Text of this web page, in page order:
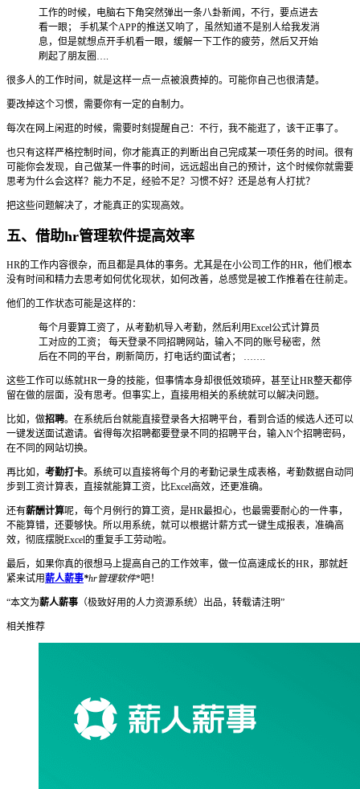
工作的时候，电脑右下角突然弹出一条八卦新闻，不行，要点进去
看一眼； 手机某个APP的推送又响了，虽然知道不是别人给我发消
息，但是就想点开手机看一眼，缓解一下工作的疲劳，然后又开始
刷起了朋友圈….
很多人的工作时间，就是这样一点一点被浪费掉的。可能你自己也很清楚。
要改掉这个习惯，需要你有一定的自制力。
每次在网上闲逛的时候，需要时刻提醒自己：不行，我不能逛了，该干正事了。
也只有这样严格控制时间，你才能真正的判断出自己完成某一项任务的时间。很有
可能你会发现，自己做某一件事的时间，远远超出自己的预计，这个时候你就需要
思考为什么会这样？能力不足，经验不足？习惯不好？还是总有人打扰？
把这些问题解决了，才能真正的实现高效。
五、借助hr管理软件提高效率
HR的工作内容很杂，而且都是具体的事务。尤其是在小公司工作的HR，他们根本
没有时间和精力去思考如何优化现状，如何改善，总感觉是被工作推着在往前走。
他们的工作状态可能是这样的：
每个月要算工资了，从考勤机导入考勤，然后利用Excel公式计算员
工对应的工资； 每天登录不同招聘网站，输入不同的账号秘密，然
后在不同的平台，刷新简历，打电话约面试者； …….
这些工作可以练就HR一身的技能，但事情本身却很低效琐碎，甚至让HR整天都停
留在做的层面，没有思考。但事实上，直接用相关的系统就可以解决问题。
比如，做招聘。在系统后台就能直接登录各大招聘平台，看到合适的候选人还可以
一键发送面试邀请。省得每次招聘都要登录不同的招聘平台，输入N个招聘密码，
在不同的网站切换。
再比如， 考勤打卡。系统可以直接将每个月的考勤记录生成表格，考勤数据自动同
步到工资计算表，直接就能算工资，比Excel高效，还更准确。
还有薪酬计算呢，每个月例行的算工资，是HR最担心，也最需要耐心的一件事，
不能算错，还要够快。所以用系统，就可以根据计薪方式一键生成报表，准确高
效，彻底摆脱Excel的重复手工劳动啦。
最后，如果你真的很想马上提高自己的工作效率，做一位高速成长的HR，那就赶
紧来试用薪人薪事*hr管理软件*吧！
“本文为薪人薪事 （极致好用的人力资源系统）出品，转载请注明”
相关推荐